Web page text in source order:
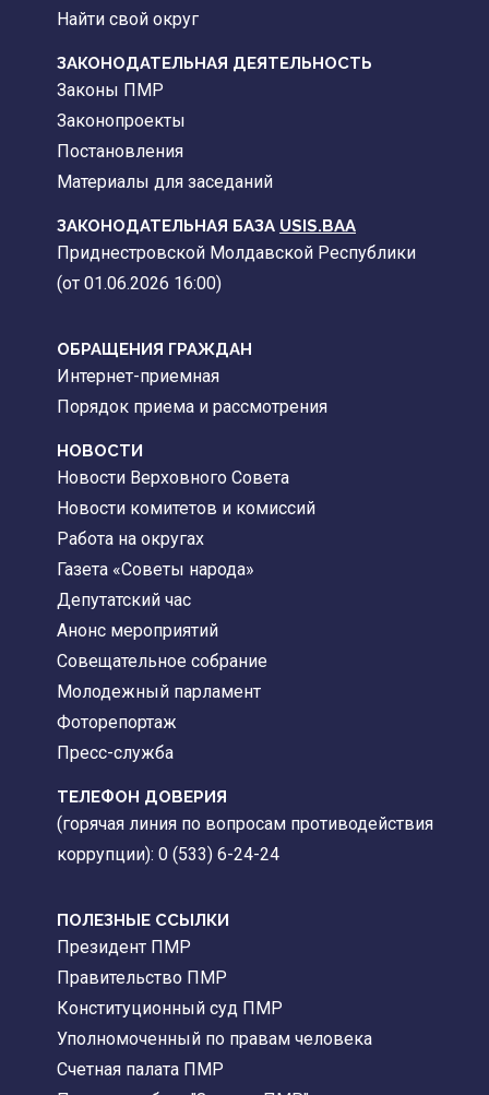
Найти свой округ
ЗАКОНОДАТЕЛЬНАЯ ДЕЯТЕЛЬНОСТЬ
Законы ПМР
Законопроекты
Постановления
Материалы для заседаний
ЗАКОНОДАТЕЛЬНАЯ БАЗА USIS.BAA
Приднестровской Молдавской Республики
(от 01.06.2026 16:00)
ОБРАЩЕНИЯ ГРАЖДАН
Интернет-приемная
Порядок приема и рассмотрения
НОВОСТИ
Новости Верховного Совета
Новости комитетов и комиссий
Работа на округах
Газета «Советы народа»
Депутатский час
Анонс мероприятий
Совещательное собрание
Молодежный парламент
Фоторепортаж
Пресс-служба
ТЕЛЕФОН ДОВЕРИЯ
(горячая линия по вопросам противодействия
коррупции): 0 (533) 6-24-24
ПОЛЕЗНЫЕ ССЫЛКИ
Президент ПМР
Правительство ПМР
Конституционный суд ПМР
Уполномоченный по правам человека
Счетная палата ПМР